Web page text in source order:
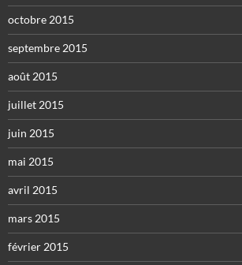
octobre 2015
septembre 2015
août 2015
juillet 2015
juin 2015
mai 2015
avril 2015
mars 2015
février 2015